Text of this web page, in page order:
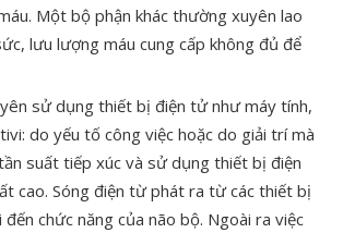
Một bộ phận khác thường xuyên lao
lưu lượng máu cung cấp không đủ để
sử dụng thiết bị điện tử như máy tính,
do yếu tố công việc hoặc do giải trí mà
suất tiếp xúc và sử dụng thiết bị điện
cao. Sóng điện từ phát ra từ các thiết bị
đến chức năng của não bộ. Ngoài ra việc